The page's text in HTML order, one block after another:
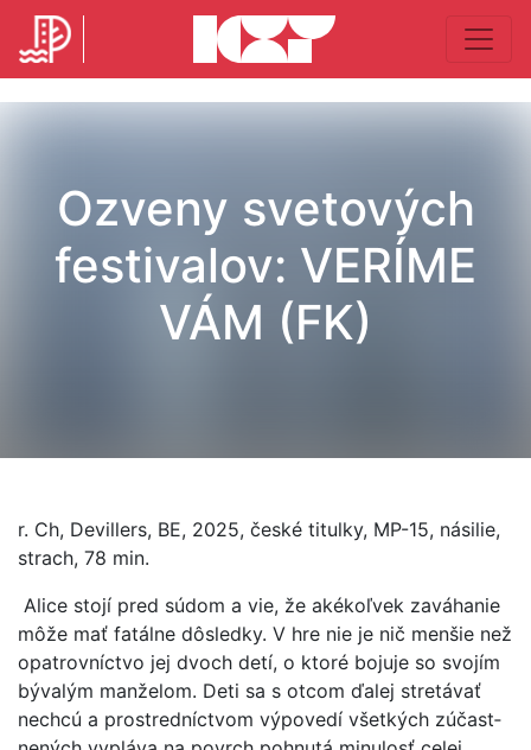
Ozveny svetových
festivalov: VERÍME
VÁM (FK)
r. Ch, Devillers, BE, 2025, české titulky, MP-15, násilie,
strach, 78 min.
Alice stojí pred súdom a vie, že akékoľvek za­váhanie
môže mať fatálne dôsledky. V hre nie je nič menšie než
opatrovníctvo jej dvoch detí, o ktoré bojuje so svojím
bývalým manželom. Deti sa s otcom ďalej stretávať
nechcú a prostredníctvom výpovedí všetkých zúčast­